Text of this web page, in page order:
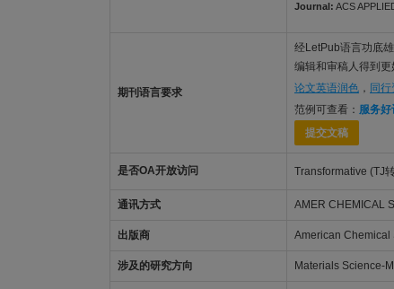
Journal: ACS
期刊语言要求
经LetPub语言功底
编辑和审稿人得到
论文英语润色 ， 同
范例可查看： 服务好
提交文稿
是否OA开放访问 Transformative (TJ
通讯方式 AMER CHEMICAL
出版商 American Chemical
涉及的研究方向 Materials Science-